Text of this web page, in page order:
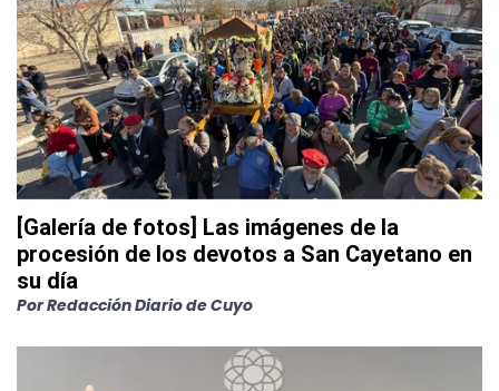
[Galería de fotos] Las imágenes de la
procesión de los devotos a San Cayetano en
su día
PorRedacción Diario de Cuyo